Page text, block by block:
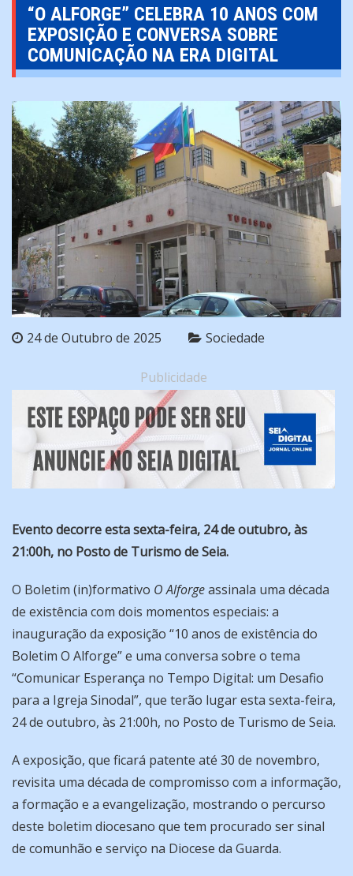
“O ALFORGE” CELEBRA 10 ANOS COM
EXPOSIÇÃO E CONVERSA SOBRE
COMUNICAÇÃO NA ERA DIGITAL
24 de Outubro de 2025 Sociedade
Publicidade
Evento decorre esta sexta-feira, 24 de outubro, às
21:00h, no Posto de Turismo de Seia.
O Boletim (in)formativo O Alforgeassinala uma década
de existência com dois momentos especiais: a
inauguração da exposição “10 anos de existência do
Boletim O Alforge” e uma conversa sobre o tema
“Comunicar Esperança no Tempo Digital: um Desafio
para a Igreja Sinodal”, que terão lugar esta sexta-feira,
24 de outubro, às 21:00h, no Posto de Turismo de Seia.
A exposição, que ficará patente até 30 de novembro,
revisita uma década de compromisso com a informação,
a formação e a evangelização, mostrando o percurso
deste boletim diocesano que tem procurado ser sinal
de comunhão e serviço na Diocese da Guarda.